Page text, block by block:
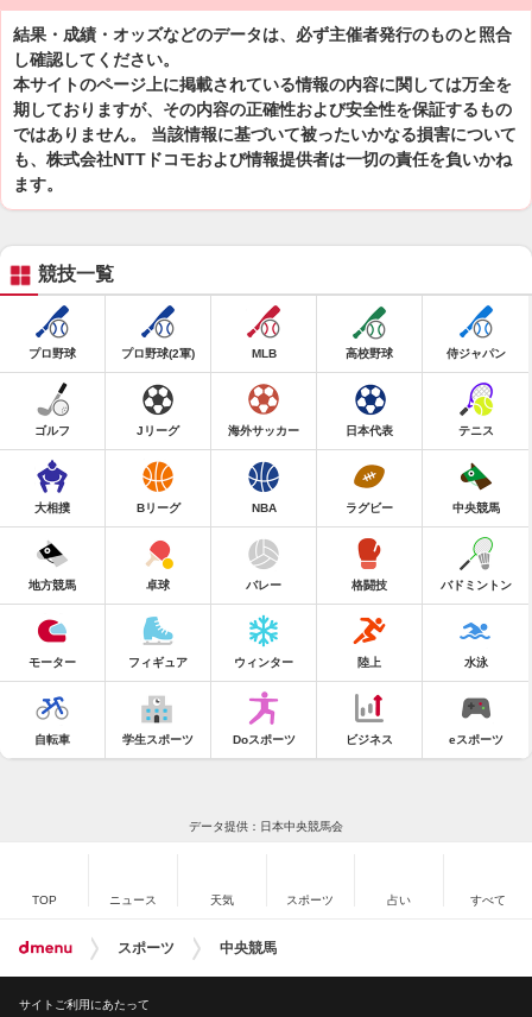
結果・成績・オッズなどのデータは、必ず主催者発行のものと照合
し確認してください。
本サイトのページ上に掲載されている情報の内容に関しては万全を
期しておりますが、その内容の正確性および安全性を保証するもの
ではありません。 当該情報に基づいて被ったいかなる損害について
も、株式会社NTTドコモおよび情報提供者は一切の責任を負いかね
ます。
競技一覧
プロ野球 プロ野球(2軍) MLB 高校野球 侍ジャパン
ゴルフ Jリーグ 海外サッカー 日本代表 テニス
大相撲 Bリーグ NBA ラグビー 中央競馬
地方競馬 卓球 バレー 格闘技 バドミントン
モーター フィギュア ウィンター 陸上 水泳
自転車 学生スポーツ Doスポーツ ビジネス eスポーツ
データ提供：日本中央競馬会
TOP ニュース 天気 スポーツ 占い すべて
スポーツ 中央競馬
サイトご利用にあたって